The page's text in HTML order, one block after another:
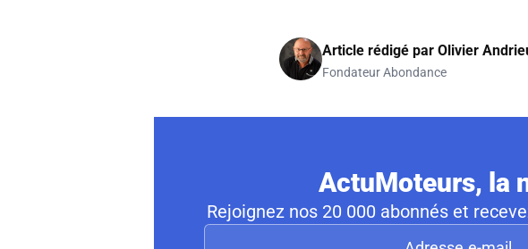
Article rédigé par Olivier
Fondateur Abondance
ActuMoteurs, la
Rejoignez nos 20 000 abonnés et